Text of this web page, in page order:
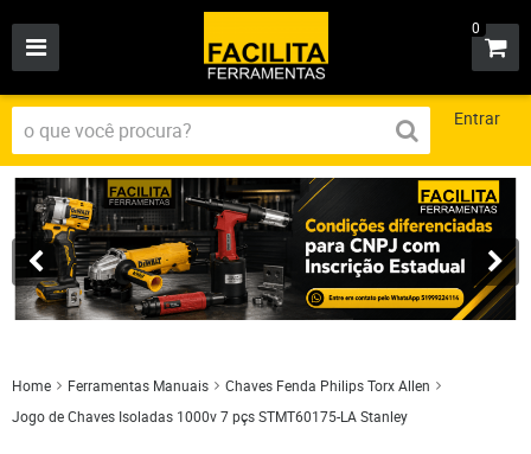
0
Entrar
Home Ferramentas Manuais
Chaves Fenda Philips Torx Allen
Jogo de Chaves Isoladas 1000v 7 pçs STMT60175-LA Stanley